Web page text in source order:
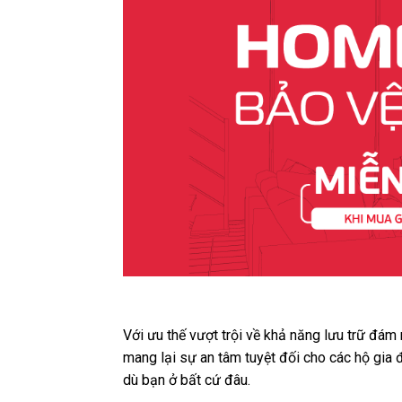
Với ưu thế vượt trội về khả năng lưu trữ
mang lại sự an tâm tuyệt đối cho các hộ gia
dù bạn ở bất cứ đâu.